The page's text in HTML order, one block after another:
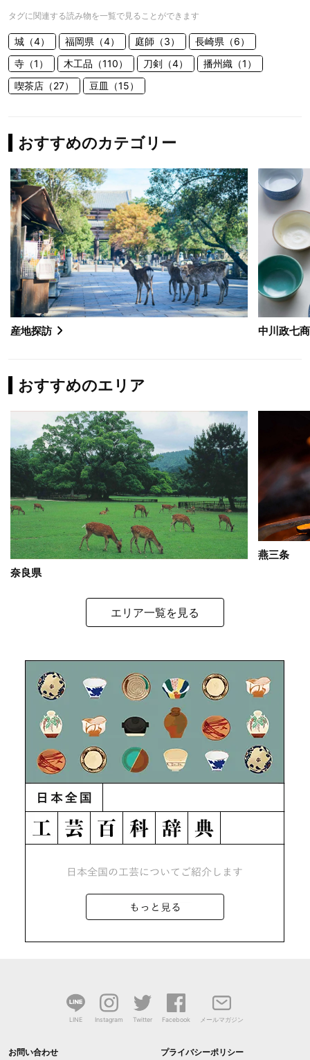
タグに関連する読み物を一覧で見ることができます
城（4） 福岡県（4） 庭師（3）
長崎県（6）
寺（1）
木工品（110） 刀剣（4）
播州織（1）
喫茶店（27）
豆皿（15）
おすすめのカテゴリー
産地探訪 中川政七
おすすめのエリア
奈良県
燕三条
エリア一覧を見る
LINE Instagram Twitter Facebook メールマガジン
お問い合わせ プライバシーポリシー